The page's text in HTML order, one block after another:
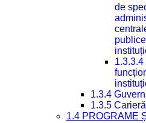
de
1.3.4
1.3.5
1.4 PROGRAME